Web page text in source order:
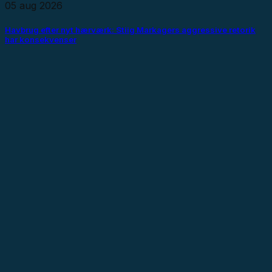
05 aug 2026
Havbrug efter nyt hærværk: Stiig Markagers aggressive retorik
har konsekvenser